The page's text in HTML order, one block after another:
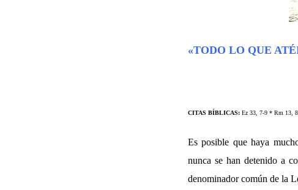
«TODO LO QUE
CITAS BÍBLICAS: Ez 33, 7-9 * Rm 13,
Es posible que haya
nunca se han detenido a
denominador común de la